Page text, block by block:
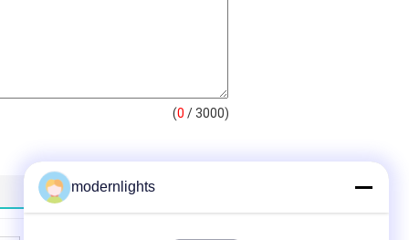
(0 / 3000)
modernlights